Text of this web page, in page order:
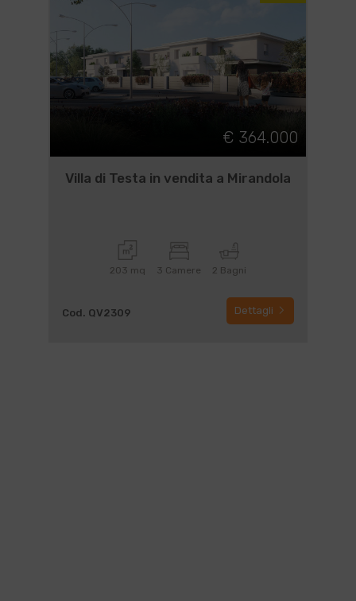
€ 364.000
Villa di Testa in vendita a Mirandola
203 mq 3 Camere 2 Bagni
Cod. QV2309 Dettagli